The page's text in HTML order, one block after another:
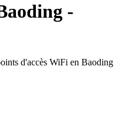
-
d'accès WiFi en Baoding